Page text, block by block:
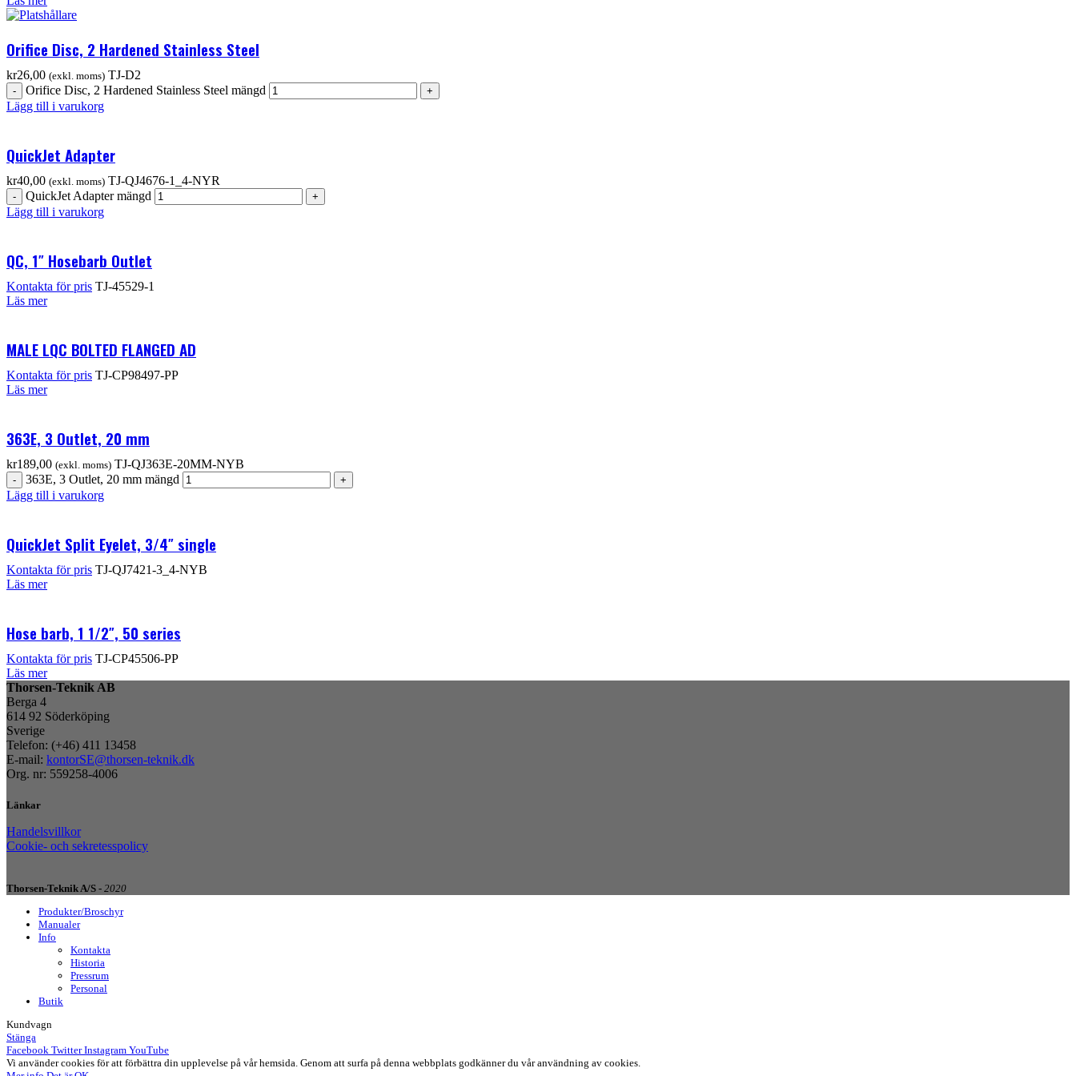
Orifice Disc, 2 Hardened Stainless Steel
kr26,00 (exkl. moms) TJ-D2
Orifice Disc, 2 Hardened Stainless Steel mängd
Lägg till i varukorg
QuickJet Adapter
kr40,00 (exkl. moms) TJ-QJ4676-1_4-NYR
QuickJet Adapter mängd
Lägg till i varukorg
QC, 1″ Hosebarb Outlet
Kontakta för pris TJ-45529-1
Läs mer
MALE LQC BOLTED FLANGED AD
Kontakta för pris TJ-CP98497-PP
Läs mer
363E, 3 Outlet, 20 mm
kr189,00 (exkl. moms) TJ-QJ363E-20MM-NYB
363E, 3 Outlet, 20 mm mängd
Lägg till i varukorg
QuickJet Split Eyelet, 3/4″ single
Kontakta för pris TJ-QJ7421-3_4-NYB
Läs mer
Hose barb, 1 1/2″, 50 series
Kontakta för pris TJ-CP45506-PP
Läs mer
Thorsen-Teknik AB
Berga 4
614 92 Söderköping
Sverige
Telefon: (+46) 411 13458
E-mail: kontorSE@thorsen-teknik.dk
Org. nr: 559258-4006
Länkar
Handelsvillkor
Cookie- och sekretesspolicy
Thorsen-Teknik A/S - 2020
Produkter/Broschyr
Manualer
Info
Kontakta
Historia
Pressrum
Personal
Butik
Kundvagn
Stänga
Facebook Twitter Instagram YouTube
Vi använder cookies för att förbättra din upplevelse på vår hemsida. Genom att surfa på denna webbplats godkänner du vår användning av cookies.